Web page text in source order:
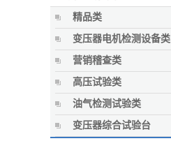
精品类
变压器电机检测设备类
营销稽查类
高压试验类
油气检测试验类
变压器综合试验台